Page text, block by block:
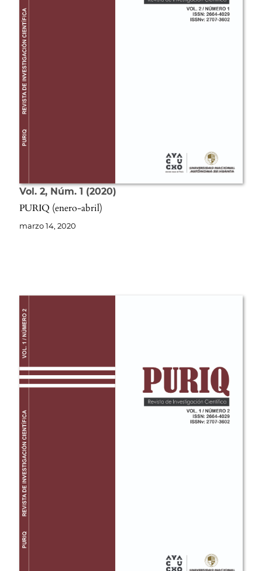
Vol. 2 Núm. 1 2020
PURIQ (enero-abril)
marzo 14, 2020